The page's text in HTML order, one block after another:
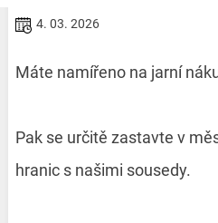
4. 03. 2026
Máte namířeno na jarní
Pak se určitě zastavte v
hranic s našimi sousedy.